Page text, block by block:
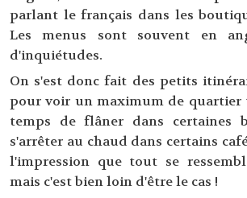
parlant le français dans les
Les menus sont souvent en
d'inquiétudes.
On s'est donc fait des petits
pour voir un maximum de quartier
temps de flâner dans certaines
s'arrêter au chaud dans certains
l'impression que tout se
mais c'est bien loin d'être le cas !